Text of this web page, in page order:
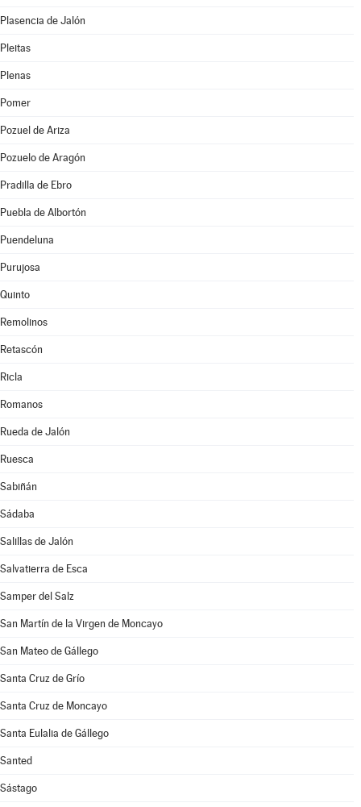
Plasencia de Jalón
Pleitas
Plenas
Pomer
Pozuel de Ariza
Pozuelo de Aragón
Pradilla de Ebro
Puebla de Albortón
Puendeluna
Purujosa
Quinto
Remolinos
Retascón
Ricla
Romanos
Rueda de Jalón
Ruesca
Sabiñán
Sádaba
Salillas de Jalón
Salvatierra de Esca
Samper del Salz
San Martín de la Virgen de Moncayo
San Mateo de Gállego
Santa Cruz de Grío
Santa Cruz de Moncayo
Santa Eulalia de Gállego
Santed
Sástago